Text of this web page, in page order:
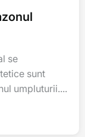
se
sunt
umpluturii....